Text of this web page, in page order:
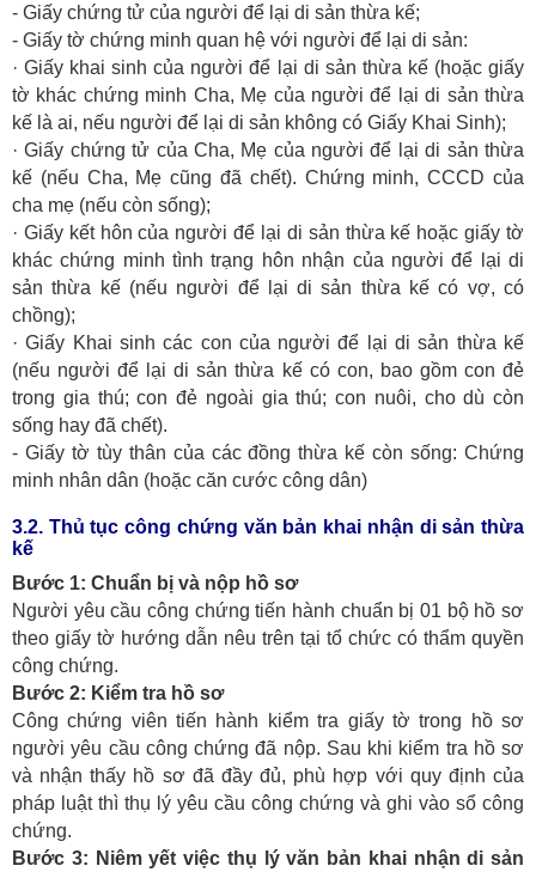
- Giấy chứng tử của người để lại di sản thừa kế;
- Giấy tờ chứng minh quan hệ với người để lại di sản:
· Giấy khai sinh của người để lại di sản thừa kế (hoặc giấy
tờ khác chứng minh Cha, Mẹ của người để lại di sản thừa
kế là ai, nếu người để lại di sản không có Giấy Khai Sinh);
· Giấy chứng tử của Cha, Mẹ của người để lại di sản thừa
kế (nếu Cha, Mẹ cũng đã chết). Chứng minh, CCCD của
cha mẹ (nếu còn sống);
· Giấy kết hôn của người để lại di sản thừa kế hoặc giấy tờ
khác chứng minh tình trạng hôn nhận của người để lại di
sản thừa kế (nếu người để lại di sản thừa kế có vợ, có
chồng);
· Giấy Khai sinh các con của người để lại di sản thừa kế
(nếu người để lại di sản thừa kế có con, bao gồm con đẻ
trong gia thú; con đẻ ngoài gia thú; con nuôi, cho dù còn
sống hay đã chết).
- Giấy tờ tùy thân của các đồng thừa kế còn sống: Chứng
minh nhân dân (hoặc căn cước công dân)
3.2. Thủ tục công chứng văn bản khai nhận di sản thừa
kế
Bước 1: Chuẩn bị và nộp hồ sơ
Người yêu cầu công chứng tiến hành chuẩn bị 01 bộ hồ sơ
theo giấy tờ hướng dẫn nêu trên tại tổ chức có thẩm quyền
công chứng.
Bước 2: Kiểm tra hồ sơ
Công chứng viên tiến hành kiểm tra giấy tờ trong hồ sơ
người yêu cầu công chứng đã nộp. Sau khi kiểm tra hồ sơ
và nhận thấy hồ sơ đã đầy đủ, phù hợp với quy định của
pháp luật thì thụ lý yêu cầu công chứng và ghi vào sổ công
chứng.
Bước 3: Niêm yết việc thụ lý văn bản khai nhận di sản